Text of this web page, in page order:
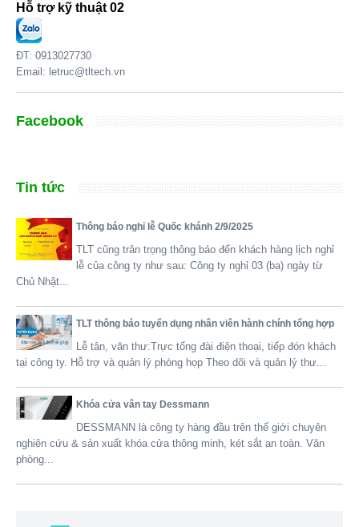
Hỗ trợ kỹ thuật 02
ĐT: 0913027730
Email: letruc@tltech.vn
Facebook
Tin tức
Thông báo nghỉ lễ Quốc khánh 2/9/2025
TLT cũng trân trọng thông báo đến khách hàng lịch nghỉ
lễ của công ty như sau: Công ty nghỉ 03 (ba) ngày từ
Chủ Nhật...
TLT thông báo tuyển dụng nhân viên hành chính tổng hợp
Lễ tân, văn thư: ​​Trực tổng đài điện thoại, tiếp đón khách
tại công ty. Hỗ trợ và quản lý phòng họp Theo dõi và quản lý thư...
Khóa cửa vân tay Dessmann
DESSMANN là công ty hàng đầu trên thế giới chuyên
nghiên cứu & sản xuất khóa cửa thông minh, két sắt an toàn. Văn
phòng...